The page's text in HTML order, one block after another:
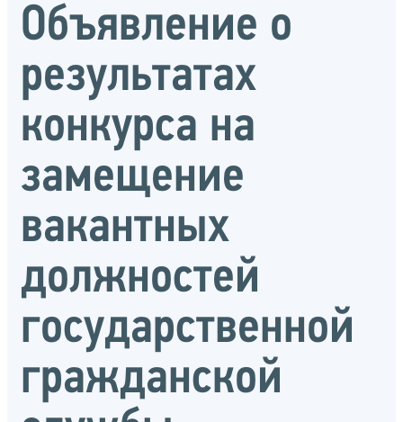
Объявление о
результатах
конкурса на
замещение
вакантных
должностей
государственной
гражданской